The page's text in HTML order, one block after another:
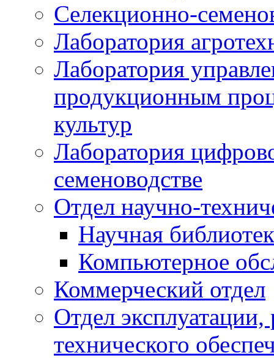
Селекционно-
Лаборатория
Лаборатория
продукционным
культур
Лаборатория
семеноводстве
Отдел научно-
Научная
Компьютерное
Коммерческий отдел
Отдел
технического